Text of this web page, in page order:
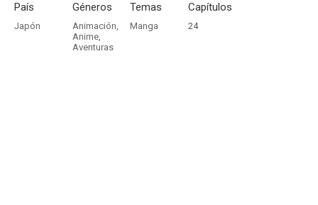
País
Japón
Géneros
Animación,
Anime,
Aventuras
Temas
Manga
Capítulos
24